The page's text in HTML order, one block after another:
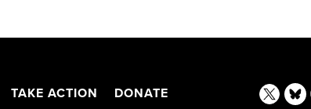
TAKE ACTION DONATE